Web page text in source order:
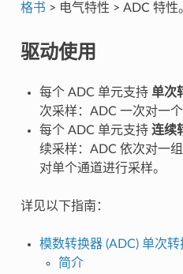
格书 > 电气特性 > ADC 特性
驱动使用
每个 ADC 单元支持 单次
次采样：ADC 一次对一
每个 ADC 单元支持 连续
续采样：ADC 依次对一
对单个通道进行采样。
详见以下指南：
模数转换器 (ADC) 单次
简介